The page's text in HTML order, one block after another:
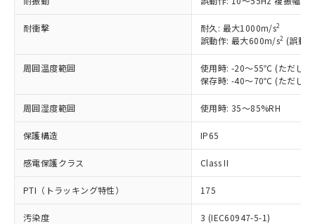
耐衝撃 耐久: 最大1000m/s2
誤動作: 最大600m/s2 (誤動
周囲温度範囲
使用時: -20～55℃ (ただし、
保存時: -40～70℃ (ただし、
周囲湿度範囲 使用時: 35～85%RH
保護構造 IP65
感電保護クラス Class II
PTI（トラッキング特性） 175
汚染度 3 (IEC60947-5-1)
正式な納期状況および標準価格はお客
様のお取引先、またはお客様担当のオ
ムロン制御機器販売店・当社販売員に
オムロン制御機器販売店や当社販売拠
」をご確認
在庫状況および標準価格結果を当社の
事前の承諾なく第三者に漏洩または開
示しないようお願いします。
マイパーツ機能（部品リスト作成サー
ビス）をご利用いただくには、I-Web
メンバーズにご登録されている必要が
類(PBB) 1000ppm以下、ポリ臭化ジフェニルエーテル類
(PBDE) 1000ppm以下、フタル酸ビス(2-エチルヘキシ
ル) (DEHP)(別名：DOP) 1000ppm以下、フタル酸ブチ
ルベンジル（BBP） 1000ppm以下、フタル酸ジブチル
（DBP） 1000ppm以下、フタル酸ジイソブチル
但し、RoHS指令で産業用監視および制御機器に対する
フタル酸エステル類の４物質については閾値を超える意
図的な使用がないことを確認しています。
※2 対応予定月
部品在庫の切り替え状況などにより、予定
月が前後することがあります。
Cr(Ⅵ)(六価クロム) : 1000ppm、 PBBs(ポリ臭化ビフェ
ニル類) : 1000ppm、 PBDEs(ポリ臭化ジフェニルエーテ
DBP(フタル酸ジブチル) : 1000ppm、 DIBP(フタル酸ジ
イソブチル) : 1000ppm、 BBP(フタル酸ブチルベンジ
DEHP(フタル酸ビス(2-エチルヘキシル)) : 1000ppm
※2 環境保護使用期限
「ｅ」：有害物質（10物質）のすべてが基
準値以下であることを示します。
「10」：通常の使用状況下において有害物
質が外部に漏えいし、環境に深刻な影響を
及ぼさない年数を意味します。
「－」：未確認です。当社販売部門へお問
当社は規制貨物を破棄する場合は、完
全に破砕するなど、違法に輸出されな
いよう必要な手段を講じます。
当社は貴社製品を、核兵器、ミサイ
ル、化学兵器、生物兵器またはその他
武器並びにこれらの製造装置等に一切
当社は、貴社製品を第三者に販売する
場合は、上記1、2および3の内容を当
該第三者に通知します。また当社は、
販売先および販売に係わる関係者が違
法に輸出するおそれがある場合は、取
り引きをいたしません。
一定数以上の在庫あり
一定数には満たないが在庫あり
在庫なし(最新の在庫状況につ
いては、お客様のお取引先、ま
たはお客様担当のオムロン制御
白
受注生産機種、また在庫状況の
情報を公開していない機種